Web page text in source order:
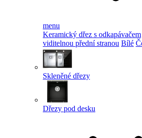
menu
Keramický dřez s odkapávačem
viditelnou přední stranou Bílé
Skleněné dřezy
Dřezy pod desku